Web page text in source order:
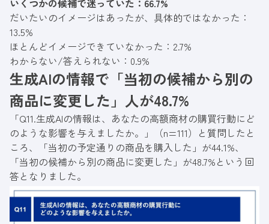
だいたいのイメージはあったが、具体的ではなかった：
13.5%
ほとんどイメージできていなかった：2.7%
わからない/答えられない：0.9%
生成AIの情報で「当初の候補から別の
商品に変更した」人が48.7%
「Q11.生成AIの情報は、あなたの高額商材の購買行動にど
のような影響を与えましたか。」（n=111）と質問したと
ころ、「当初の予定通りの商品を購入した」が44.1%、
「当初の候補から別の商品に変更した」が48.7%という回
答となりました。